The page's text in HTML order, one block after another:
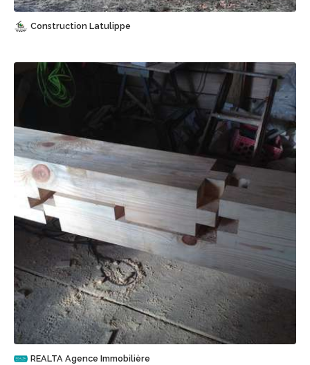
Construction Latulippe
Sauvegarder
REALTA Agence Immobilière